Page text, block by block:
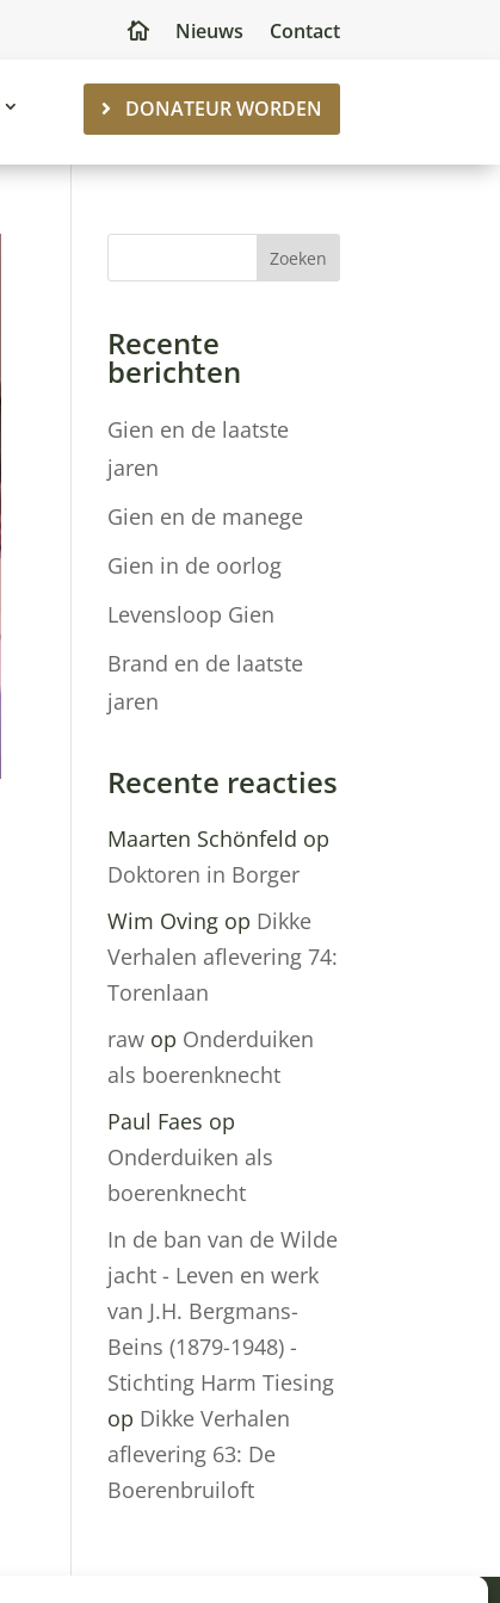
 Nieuws Contact
DONATEUR WORDEN
Zoeken
Recente
berichten
Gien en de laatste
jaren
Gien en de manege
Gien in de oorlog
Levensloop Gien
Brand en de laatste
jaren
Recente reacties
Maarten Schönfeld op
Doktoren in Borger
Wim Oving op Dikke
Verhalen aflevering 74:
Torenlaan
raw op Onderduiken
als boerenknecht
Paul Faes op
Onderduiken als
boerenknecht
In de ban van de Wilde
jacht - Leven en werk
van J.H. Bergmans-
Beins (1879-1948) -
Stichting Harm Tiesing
op Dikke Verhalen
aflevering 63: De
Boerenbruiloft